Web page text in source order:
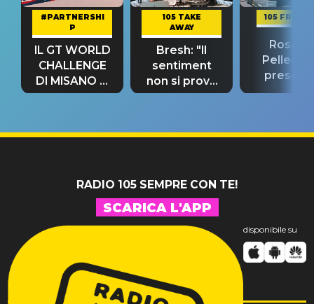
#PARTNERSHI
P
IL GT WORLD
CHALLENGE
DI MISANO si
riconferma
105 TAKE
AWAY
Bresh: "Il
sentiment
non si prova
fino alla notte
105
Rosario
“Così
RADIO 105 SEMPRE CON TE!
SCARICA L'APP
disponibile su